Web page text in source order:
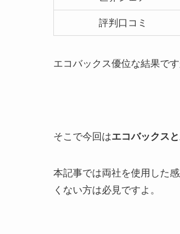
評判口コミ
エコバックス優位な結果で
そこで今回はエコバックス
本記事では両社を使用した
くない方は必見ですよ。